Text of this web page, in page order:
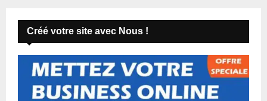
Créé votre site avec Nous !